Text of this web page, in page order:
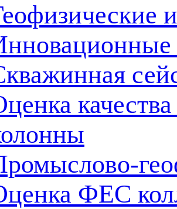
ФЕС